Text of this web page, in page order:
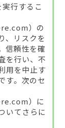
行するこ
）の
、リスクを
信頼性を確
を行い、不
用を中止す
す。次のセ
）に
いてさらに